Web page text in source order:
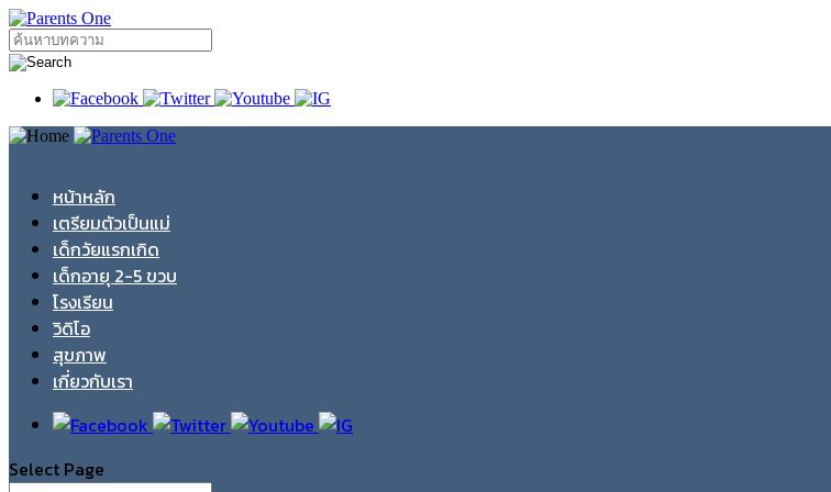
หน้าหลัก
เตรียมตัวเป็นแม่
เด็กวัยแรกเกิด
เด็กอายุ 2-5 ขวบ
โรงเรียน
วิดิโอ
สุขภาพ
เกี่ยวกับเรา
Select Page